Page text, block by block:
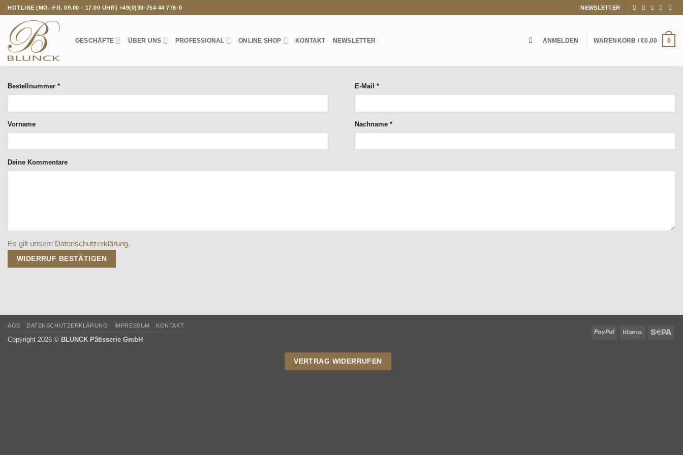
Zum
Inhalt
springen
HOTLINE (MO.-FR. 09.00 - 17.00 UHR) +49(0)30-754 44 776-0 NEWSLETTER
GESCHÄFTE ÜBER UNS PROFESSIONAL ONLINE SHOP KONTAKT NEWSLETTER ANMELDEN WARENKORB /€0,00 0
Bestellnummer *erforderlich E-Mail*erforderlich
Vorname Nachname*erforderlich
Page URI *erforderlich
Deine Kommentare
Es gilt unsere Datenschutzerklärung.
WIDERRUF BESTÄTIGEN
PayPal Klarna
AGB DATENSCHUTZERKLÄRUNG IMPRESSUM KONTAKT
Copyright 2026 © BLUNCK Pâtisserie GmbH
VERTRAG WIDERRUFEN